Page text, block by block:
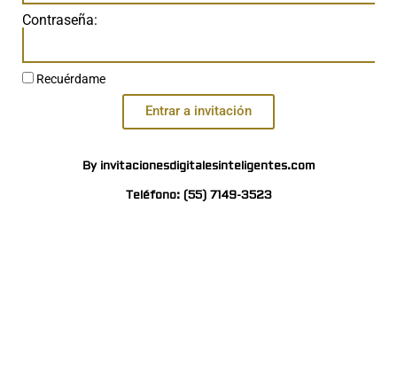
Contraseña:
Recuérdame
Entrar a invitación
By invitacionesdigitalesinteligentes.com
Teléfono: (55) 7149-3523